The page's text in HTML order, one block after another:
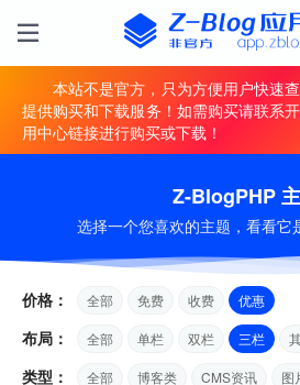
本站不是官方，只为方便用户快速
提供购买和下载服务！如需购买请联系
用中心链接进行购买或下载！
Z-BlogPHP
选择一个您喜欢的主题，看看它
价格： 全部 免费 收费 优惠
布局： 全部 单栏 双栏 三栏
类型： 全部 博客类 CMS资讯 图